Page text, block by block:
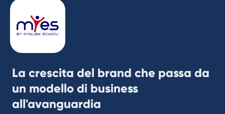
La crescita del brand che passa da
un modello di business
all'avanguardia